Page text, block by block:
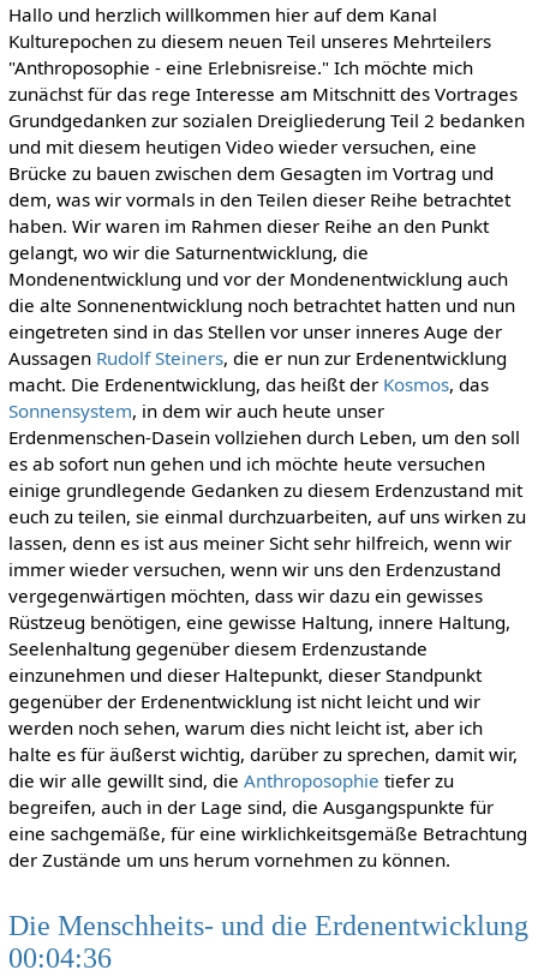
Hallo und herzlich willkommen hier auf dem Kanal
Kulturepochen zu diesem neuen Teil unseres Mehrteilers
"Anthroposophie - eine Erlebnisreise." Ich möchte mich
zunächst für das rege Interesse am Mitschnitt des Vortrages
Grundgedanken zur sozialen Dreigliederung Teil 2 bedanken
und mit diesem heutigen Video wieder versuchen, eine
Brücke zu bauen zwischen dem Gesagten im Vortrag und
dem, was wir vormals in den Teilen dieser Reihe betrachtet
haben. Wir waren im Rahmen dieser Reihe an den Punkt
gelangt, wo wir die Saturnentwicklung, die
Mondenentwicklung und vor der Mondenentwicklung auch
die alte Sonnenentwicklung noch betrachtet hatten und nun
eingetreten sind in das Stellen vor unser inneres Auge der
Aussagen Rudolf Steiners, die er nun zur Erdenentwicklung
macht. Die Erdenentwicklung, das heißt der Kosmos, das
Sonnensystem, in dem wir auch heute unser
Erdenmenschen-Dasein vollziehen durch Leben, um den soll
es ab sofort nun gehen und ich möchte heute versuchen
einige grundlegende Gedanken zu diesem Erdenzustand mit
euch zu teilen, sie einmal durchzuarbeiten, auf uns wirken zu
lassen, denn es ist aus meiner Sicht sehr hilfreich, wenn wir
immer wieder versuchen, wenn wir uns den Erdenzustand
vergegenwärtigen möchten, dass wir dazu ein gewisses
Rüstzeug benötigen, eine gewisse Haltung, innere Haltung,
Seelenhaltung gegenüber diesem Erdenzustande
einzunehmen und dieser Haltepunkt, dieser Standpunkt
gegenüber der Erdenentwicklung ist nicht leicht und wir
werden noch sehen, warum dies nicht leicht ist, aber ich
halte es für äußerst wichtig, darüber zu sprechen, damit wir,
die wir alle gewillt sind, die Anthroposophie tiefer zu
begreifen, auch in der Lage sind, die Ausgangspunkte für
eine sachgemäße, für eine wirklichkeitsgemäße Betrachtung
der Zustände um uns herum vornehmen zu können.
Die Menschheits- und die Erdenentwicklung
00:04:36